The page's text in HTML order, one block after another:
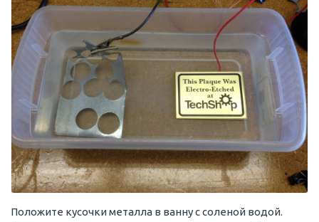
Положите кусочки металла в ванну с соленой водой.